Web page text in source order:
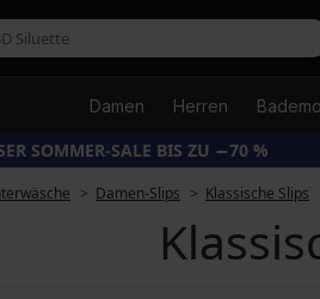
Damen Herren
SOMMER-SALE BIS ZU −70 %
Damen-Slips Klassische Slips